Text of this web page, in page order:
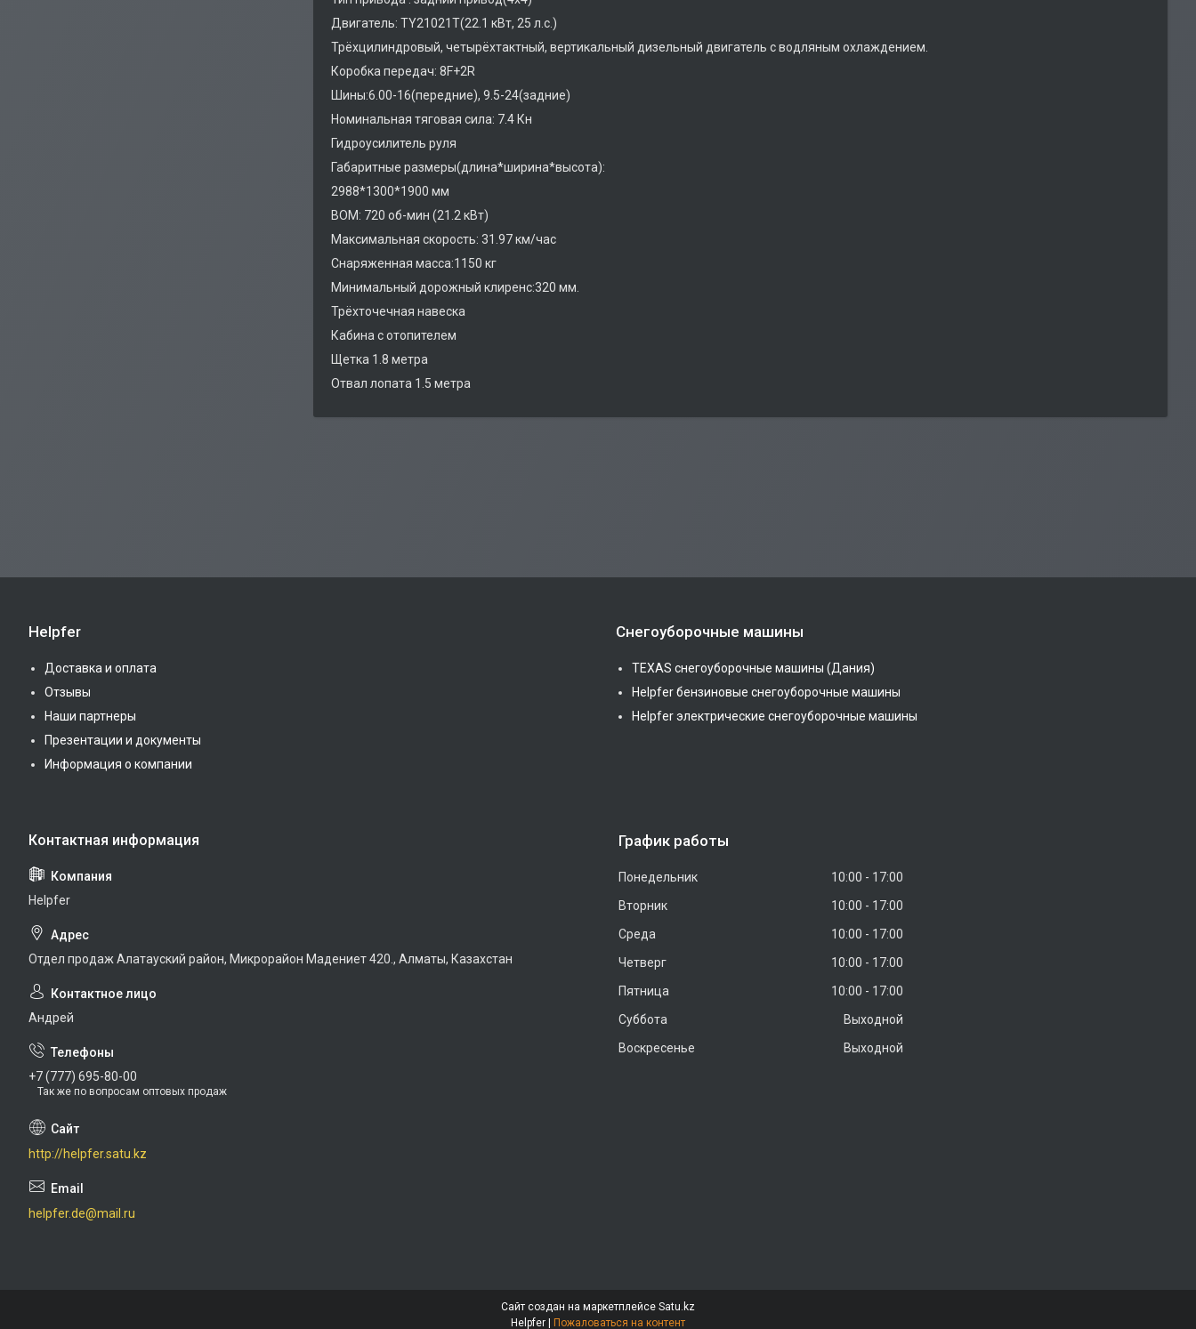
Двигатель: TY21021T(22.1 кВт, 25 л.с.)
Трёхцилиндровый, четырёхтактный, вертикальный дизельный двигатель с водляным охлаждением.
Коробка передач: 8F+2R
Шины:6.00-16(передние), 9.5-24(задние)
Номинальная тяговая сила: 7.4 Кн
Гидроусилитель руля
Габаритные размеры(длина*ширина*высота):
2988*1300*1900 мм
ВОМ: 720 об-мин (21.2 кВт)
Максимальная скорость: 31.97 км/час
Снаряженная масса:1150 кг
Минимальный дорожный клиренс:320 мм.
Трёхточечная навеска
Кабина с отопителем
Щетка 1.8 метра
Отвал лопата 1.5 метра
Helpfer
Доставка и оплата
Отзывы
Наши партнеры
Презентации и документы
Информация о компании
Снегоуборочные машины
TEXAS снегоуборочные машины (Дания)
Helpfer бензиновые снегоуборочные машины
Helpfer электрические снегоуборочные машины
Helpfer
Отдел продаж Алатауский район, Микрорайон Мадениет 420., Алматы, Казахстан
Андрей
+7 (777) 695-80-00
Так же по вопросам оптовых продаж
http://helpfer.satu.kz
helpfer.de@mail.ru
График работы
Понедельник 10:00
17:00
Вторник
10:00
17:00
Среда
10:00
17:00
Четверг
10:00
17:00
Пятница
10:00
17:00
Суббота
Выходной
Воскресенье
Выходной
Сайт создан на маркетплейсе Satu.kz
Helpfer | Пожаловаться на контент